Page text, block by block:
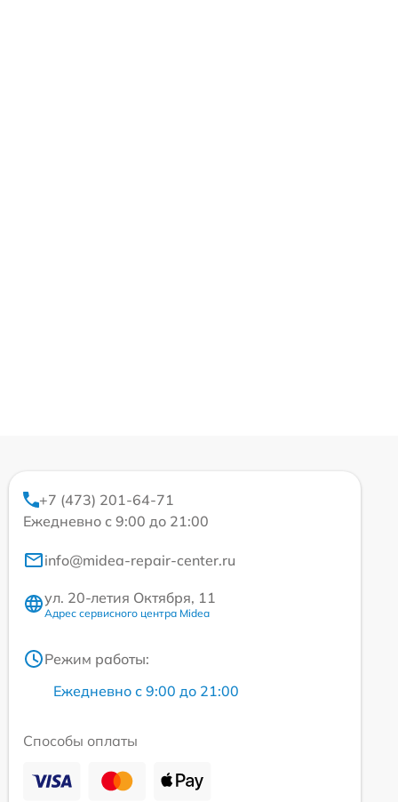
+7 (473) 201-64-71
Ежедневно с 9:00 до 21:00
info@midea-repair-center.ru
ул. 20-летия Октября, 11
Адрес сервисного центра Midea
Режим работы:
Ежедневно с 9:00 до 21:00
Способы оплаты